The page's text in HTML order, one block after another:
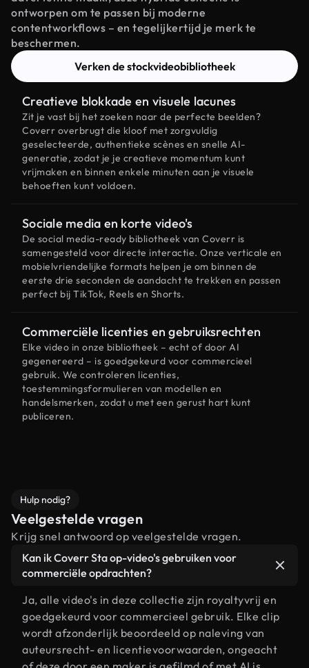
ontworpen om te passen bij moderne
contentworkflows – en tegelijkertijd je merk te
beschermen.
Verken de stockvideobibliotheek
Creatieve blokkade en visuele lacunes
Zit je vast bij het zoeken naar de perfecte beelden?
Coverr overbrugt die kloof met zorgvuldig
geselecteerde, authentieke scènes en snelle AI-
generatie, zodat je je creatieve momentum kunt
vrijmaken en binnen enkele minuten aan je visuele
behoeften kunt voldoen.
Sociale media en korte video's
De social media-ready bibliotheek van Coverr is
samengesteld voor directe interactie. Onze verticale en
mobielvriendelijke formats helpen je om binnen de
eerste drie seconden de aandacht te trekken en passen
perfect bij TikTok, Reels en Shorts.
Commerciële licenties en gebruiksrechten
Elke video in onze bibliotheek – echt of door AI
gegenereerd – is goedgekeurd voor commercieel
gebruik. We controleren licenties,
toestemmingsformulieren van modellen en
handelsmerken, zodat u met een gerust hart kunt
publiceren.
Hulp nodig?
Veelgestelde vragen
Krijg snel antwoord op veelgestelde vragen.
Kan ik Coverr Sta op-video's gebruiken voor
commerciële opdrachten?
Ja, alle video's in deze collectie zijn royaltyvrij en
goedgekeurd voor commercieel gebruik. Elke clip
wordt afzonderlijk beoordeeld op naleving van
auteursrecht- en licentievoorwaarden, ongeacht